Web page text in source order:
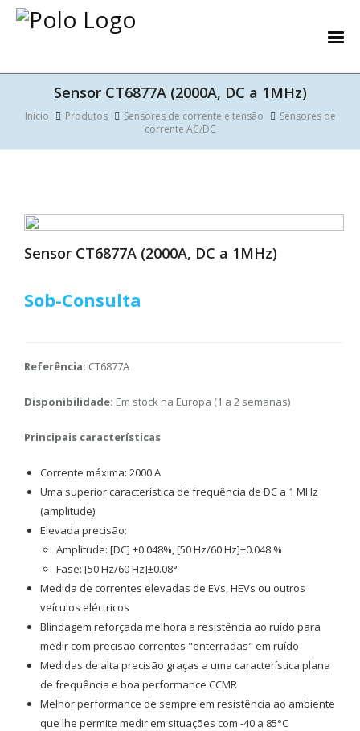
Sensor CT6877A (2000A, DC a 1MHz)
Início Produtos Sensores de corrente e tensão
Sensores de
corrente AC/DC
Sensor CT6877A (2000A, DC a 1MHz)
Sob-Consulta
Referência: CT6877A
Disponibilidade: Em stock na Europa (1 a 2 semanas)
Principais características
Corrente máxima: 2000 A
Uma superior característica de frequência de DC a 1 MHz
(amplitude)
Elevada precisão:
Amplitude: [DC] ±0.048%, [50 Hz/60 Hz]±0.048 %
Fase: [50 Hz/60 Hz]±0.08°
Medida de correntes elevadas de EVs, HEVs ou outros
veículos eléctricos
Blindagem reforçada melhora a resistência ao ruído para
medir com precisão correntes "enterradas" em ruído
Medidas de alta precisão graças a uma característica plana
de frequência e boa performance CCMR
Melhor performance de sempre em resistência ao ambiente
que lhe permite medir em situações com -40 a 85°C